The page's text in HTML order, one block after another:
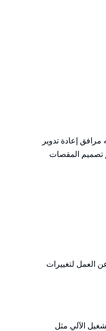
إعادة تدوير
تصميم المقصات
العمل لتغييرات
الآلي مثل